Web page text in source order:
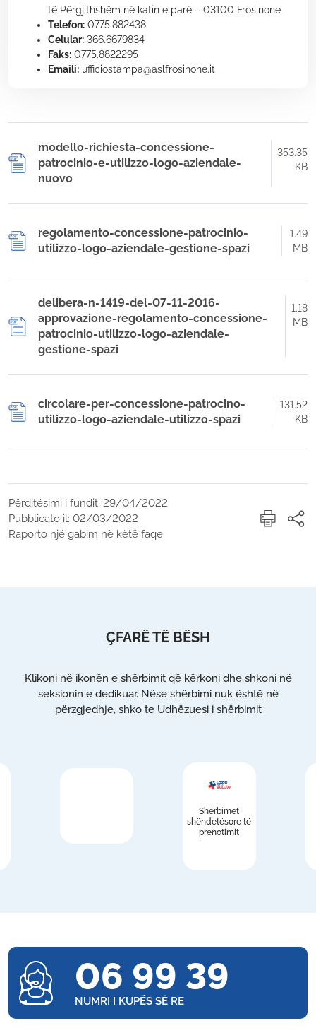
të Përgjithshëm në katin e parë – 03100 Frosinone
Telefon: 0775.882438
Celular: 366.6679834
Faks: 0775.8822295
Emaili: ufficiostampa@aslfrosinone.it
modello-richiesta-concessione-
patrocinio-e-utilizzo-logo-aziendale-
nuovo
353.35
KB
regolamento-concessione-patrocinio-
utilizzo-logo-aziendale-gestione-spazi
1.49
MB
delibera-n-1419-del-07-11-2016-
approvazione-regolamento-concessione-
patrocinio-utilizzo-logo-aziendale-
gestione-spazi
1.18
MB
circolare-per-concessione-patrocino-
utilizzo-logo-aziendale-utilizzo-spazi
131.52
KB
Përditësimi i fundit: 29/04/2022
Pubblicato il: 02/03/2022
Raporto një gabim në këtë faqe
ÇFARË TË BËSH
Klikoni në ikonën e shërbimit që kërkoni dhe shkoni në
seksionin e dedikuar. Nëse shërbimi nuk është në
përzgjedhje, shko te Udhëzuesi i shërbimit
Shërbimet
shëndetësore të
prenotimit
06 99 39
NUMRI I KUPËS SË RE